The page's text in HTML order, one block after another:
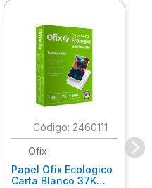
: 2460111
Ofix
Papel Ofix Ecologico
Carta Blanco 37K